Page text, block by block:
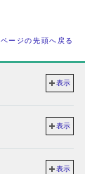
ページの先頭へ戻る
表示
表示
表示